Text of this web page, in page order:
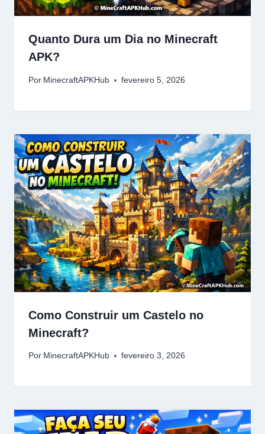
Quanto Dura um Dia no Minecraft
APK?
Por MinecraftAPKHub fevereiro 5, 2026
Como Construir um Castelo no
Minecraft?
Por MinecraftAPKHub fevereiro 3, 2026